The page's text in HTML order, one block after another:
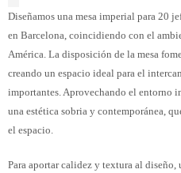
Diseñamos una mesa imperial para 20
en Barcelona, coincidiendo con el
América. La disposición de la mesa
creando un espacio ideal para el
importantes. Aprovechando el entorno
una estética sobria y contemporánea,
el espacio.
Para aportar calidez y textura al